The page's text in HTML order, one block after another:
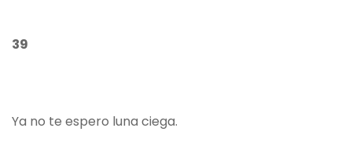
39
Ya no te espero luna ciega.